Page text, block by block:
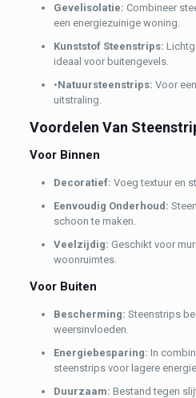
Gevelisolatie: Combineer
een energiezuinige woning.
Kunststof Steenstrips:
ideaal voor buitengevels.
•Natuursteenstrips: Voor
uitstraling.
Voordelen Van
Voor Binnen
Decoratief: Voeg textuur en
Eenvoudig Onderhoud:
schoon te maken.
Veelzijdig: Geschikt voor
woonruimtes.
Voor Buiten
Bescherming: Steenstrips
weersinvloeden.
Energiebesparing: In
steenstrips voor lagere
Duurzaam: Bestand tegen